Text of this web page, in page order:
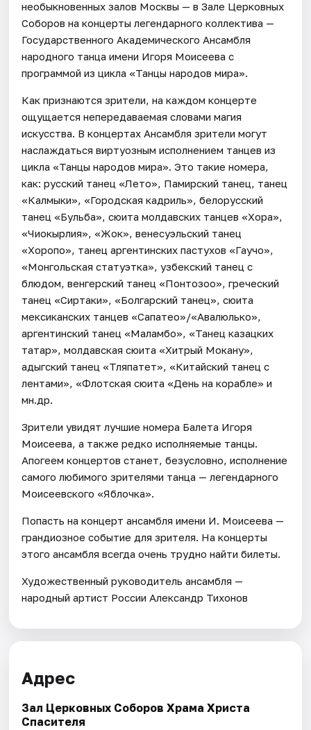
необыкновенных залов Москвы — в Зале Церковных
Соборов на концерты легендарного коллектива —
Государственного Академического Ансамбля
народного танца имени Игоря Моисеева с
программой из цикла «Танцы народов мира».
Как признаются зрители, на каждом концерте
ощущается непередаваемая словами магия
искусства. В концертах Ансамбля зрители могут
наслаждаться виртуозным исполнением танцев из
цикла «Танцы народов мира». Это такие номера,
как: русский танец «Лето», Памирский танец, танец
«Калмыки», «Городская кадриль», белорусский
танец «Бульба», сюита молдавских танцев «Хора»,
«Чиокырлия», «Жок», венесуэльский танец
«Хоропо», танец аргентинских пастухов «Гаучо»,
«Монгольская статуэтка», узбекский танец с
блюдом, венгерский танец «Понтозоо», греческий
танец «Сиртаки», «Болгарский танец», сюита
мексиканских танцев «Сапатео»/«Авалюлько»,
аргентинский танец «Маламбо», «Танец казацких
татар», молдавская сюита «Хитрый Мокану»,
адыгский танец «Тляпатет», «Китайский танец с
лентами», «Флотская сюита «День на корабле» и
мн.др.
Зрители увидят лучшие номера Балета Игоря
Моисеева, а также редко исполняемые танцы.
Апогеем концертов станет, безусловно, исполнение
самого любимого зрителями танца — легендарного
Моисеевского «Яблочка».
Попасть на концерт ансамбля имени И. Моисеева —
грандиозное событие для зрителя. На концерты
этого ансамбля всегда очень трудно найти билеты.
Художественный руководитель ансамбля —
народный артист России Александр Тихонов
Адрес
Зал Церковных Соборов Храма Христа
Спасителя